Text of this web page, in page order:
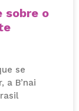
sobre o
se
a B’nai